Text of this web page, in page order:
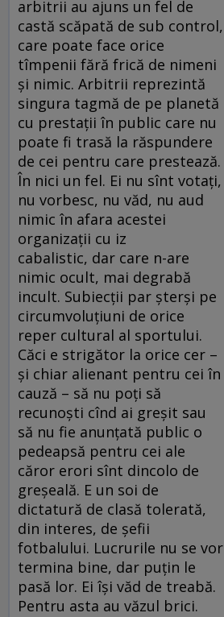
arbitrii au ajuns un fel de
castă scăpată de sub control,
care poate face orice
tîmpenii fără frică de nimeni
şi nimic. Arbitrii reprezintă
singura tagmă de pe planetă
cu prestaţii în public care nu
poate fi trasă la răspundere
de cei pentru care prestează.
În nici un fel. Ei nu sînt votaţi,
nu vorbesc, nu văd, nu aud
nimic în afara acestei
organizaţii cu iz
cabalistic, dar care n-are
nimic ocult, mai degrabă
incult. Subiecţii par şterşi pe
circumvoluţiuni de orice
reper cultural al sportului.
Căci e strigător la orice cer –
şi chiar alienant pentru cei în
cauză – să nu poţi să
recunoşti cînd ai greşit sau
să nu fie anunţată public o
pedeapsă pentru cei ale
căror erori sînt dincolo de
greşeală. E un soi de
dictatură de clasă tolerată,
din interes, de şefii
fotbalului. Lucrurile nu se vor
termina bine, dar puţin le
pasă lor. Ei îşi văd de treabă.
Pentru asta au văzul brici.